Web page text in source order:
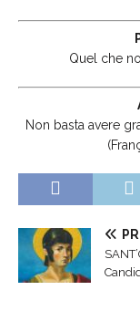
Quel che
Non basta avere